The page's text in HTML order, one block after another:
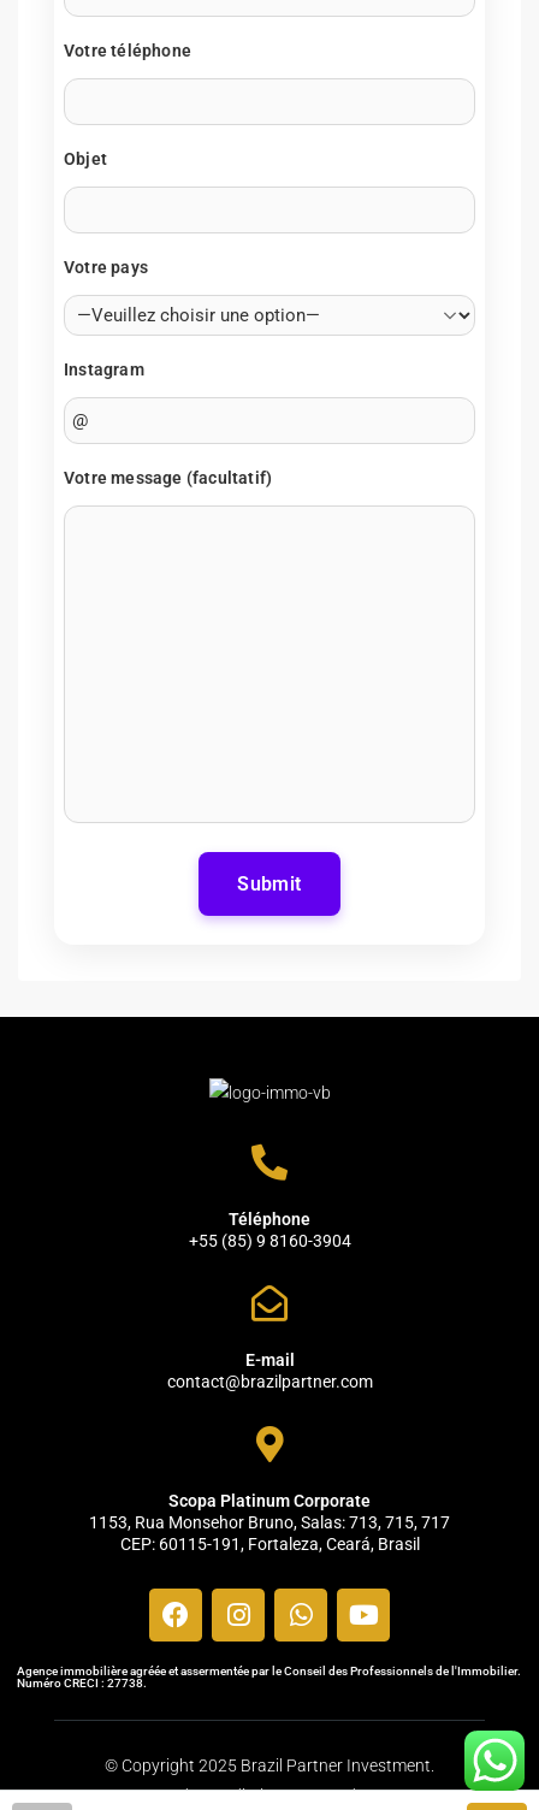
Votre téléphone
Objet
Votre pays
Instagram
Votre message (facultatif)
Submit
Téléphone
+55 (85) 9 8160-3904
E-mail
contact@brazilpartner.com
Scopa Platinum Corporate
1153, Rua Monsehor Bruno, Salas: 713, 715, 717
CEP: 60115-191, Fortaleza, Ceará, Brasil
Agence immobilière agréée et assermentée par le Conseil des Professionnels de l'Immobilier.
Numéro CRECI : 27738.
© Copyright 2025 Brazil Partner Investment.
Todos os direitos reservados.